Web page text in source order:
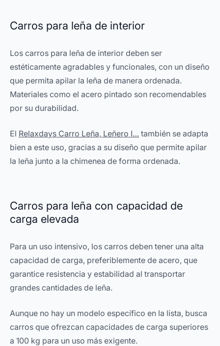
Carros para leña de interior
Los carros para leña de interior deben ser
estéticamente agradables y funcionales, con un diseño
que permita apilar la leña de manera ordenada.
Materiales como el acero pintado son recomendables
por su durabilidad.
El Relaxdays Carro Leña, Leñero I… también se adapta
bien a este uso, gracias a su diseño que permite apilar
la leña junto a la chimenea de forma ordenada.
Carros para leña con capacidad de
carga elevada
Para un uso intensivo, los carros deben tener una alta
capacidad de carga, preferiblemente de acero, que
garantice resistencia y estabilidad al transportar
grandes cantidades de leña.
Aunque no hay un modelo específico en la lista, busca
carros que ofrezcan capacidades de carga superiores
a 100 kg para un uso más exigente.